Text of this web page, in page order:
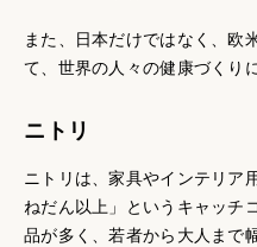
また、日本だけではなく、欧
て、世界の人々の健康づくり
ニトリ
ニトリは、家具やインテリア
ねだん以上」というキャッチ
品が多く、若者から大人まで